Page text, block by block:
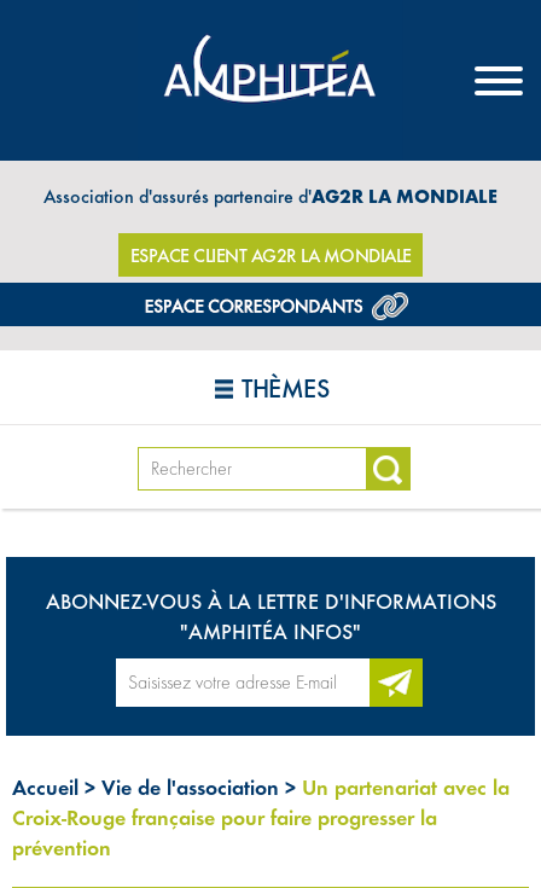
Association d'assurés partenaire d'AG2R LA MONDIALE
ESPACE CLIENT AG2R LA MONDIALE
THÈMES
ABONNEZ-VOUS À LA LETTRE D'INFORMATIONS
"AMPHITÉA INFOS"
Accueil > Vie de l'association > Un partenariat avec la
Croix-Rouge française pour faire progresser la
prévention